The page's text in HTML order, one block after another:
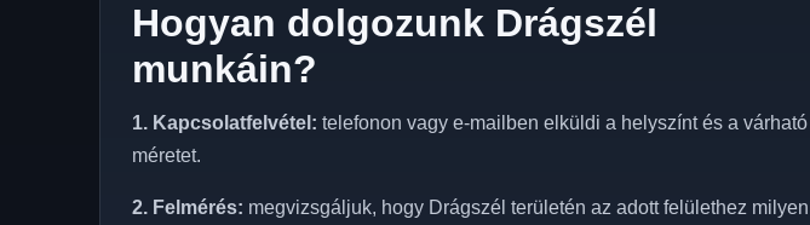
Hogyan dolgozunk Drágszél
munkáin?
1. Kapcsolatfelvétel: telefonon vagy e-mailben elküldi a helyszínt és a várható
méretet.
2. Felmérés: megvizsgáljuk, hogy Drágszél területén az adott felülethez milyen